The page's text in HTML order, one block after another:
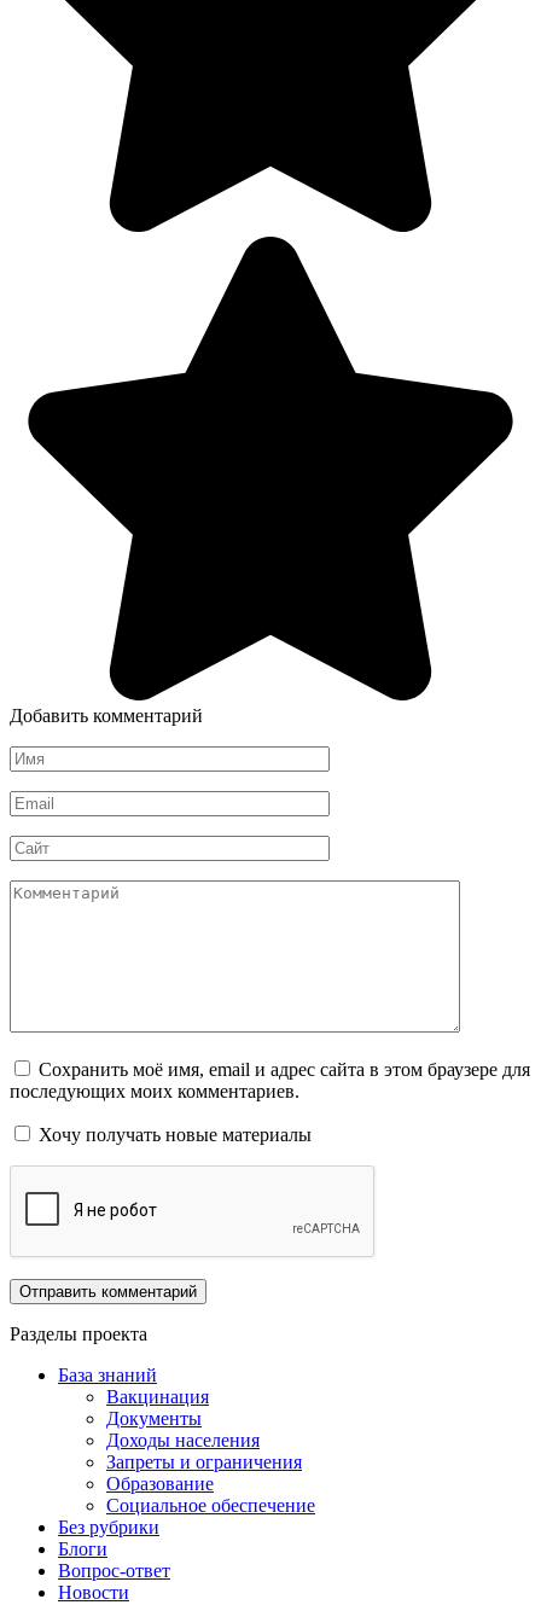
Добавить комментарий
Имя
*
Email
*
Сайт
Комментарий
Сохранить моё имя, email и адрес сайта в этом браузере для
последующих моих комментариев.
Хочу получать новые материалы
Разделы проекта
База знаний
Вакцинация
Документы
Доходы населения
Запреты и ограничения
Образование
Социальное обеспечение
Без рубрики
Блоги
Вопрос-ответ
Новости